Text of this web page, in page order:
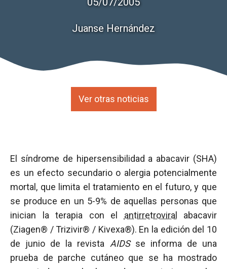
Juanse Hernández
Ver otras noticias
El síndrome de hipersensibilidad a abacavir (SHA)
es un efecto secundario o alergia potencialmente
mortal, que limita el tratamiento en el futuro, y que
se produce en un 5-9% de aquellas personas que
inician la terapia con el antirretroviral
abacavir
(Ziagen® / Trizivir® / Kivexa®). En la edición del 10
de junio de la revista AIDS se informa de una
prueba de parche cutáneo que se ha mostrado